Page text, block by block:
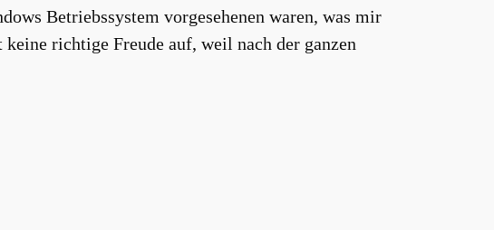
Betriebssystem vorgesehenen waren, was mir
richtige Freude auf, weil nach der ganzen